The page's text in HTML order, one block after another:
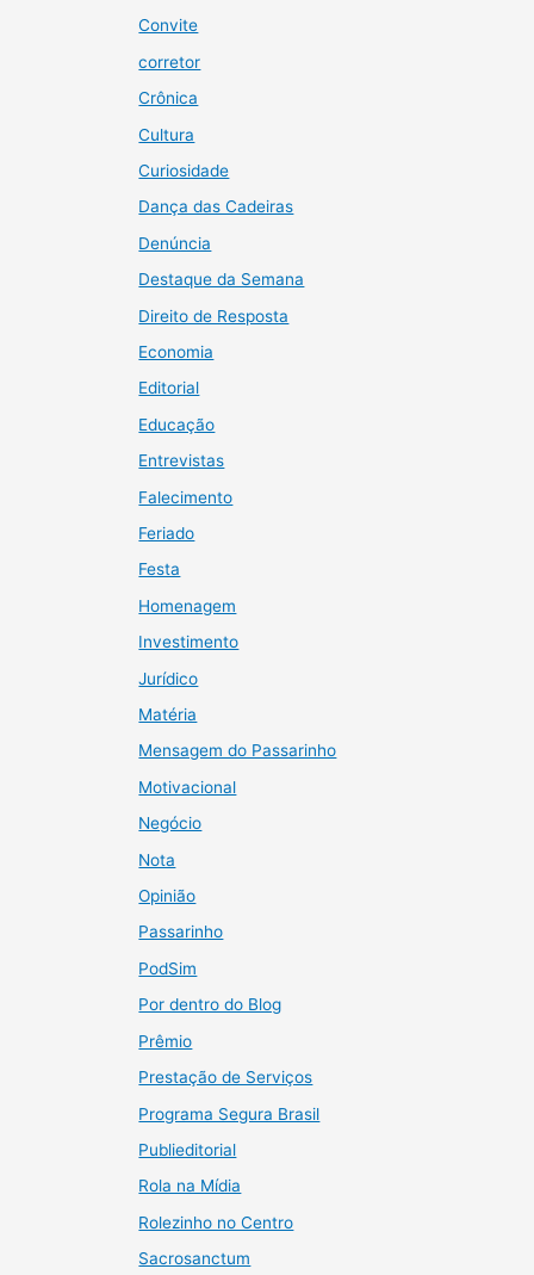
Convite
corretor
Crônica
Cultura
Curiosidade
Dança das Cadeiras
Denúncia
Destaque da Semana
Direito de Resposta
Economia
Editorial
Educação
Entrevistas
Falecimento
Feriado
Festa
Homenagem
Investimento
Jurídico
Matéria
Mensagem do Passarinho
Motivacional
Negócio
Nota
Opinião
Passarinho
PodSim
Por dentro do Blog
Prêmio
Prestação de Serviços
Programa Segura Brasil
Publieditorial
Rola na Mídia
Rolezinho no Centro
Sacrosanctum